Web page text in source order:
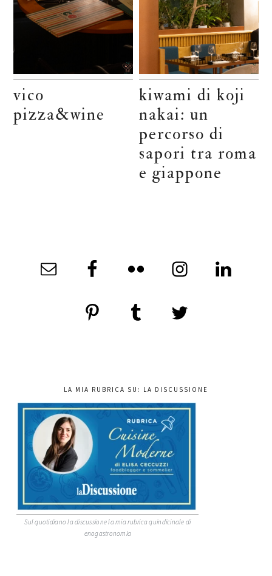
vico
pizza&wine
kiwami di koji
nakai: un
percorso di
sapori tra roma
e giappone
LA MIA RUBRICA SU: LA DISCUSSIONE
Sul quotidiano la discussione la mia rubrica quindicinale di
enogastronomia